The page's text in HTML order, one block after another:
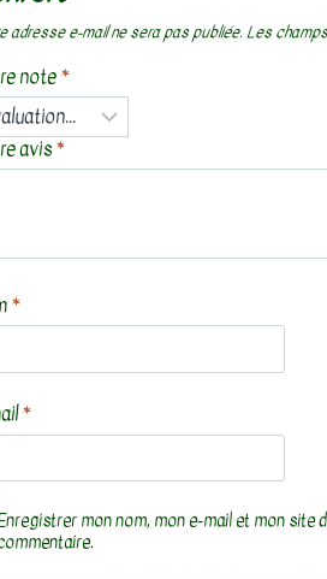
adresse e-mail ne sera pas publiée. Les
note*
avis*
*
*
mon nom, mon e-mail et mon site